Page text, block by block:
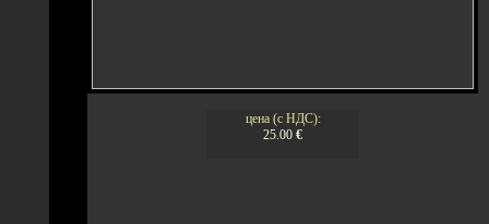
цена (с НДС):
25.00 €